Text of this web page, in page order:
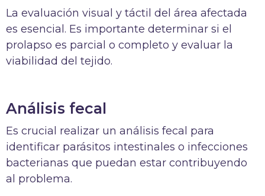
La evaluación visual y táctil del área afectada
es esencial. Es importante determinar si el
prolapso es parcial o completo y evaluar la
viabilidad del tejido.
Análisis fecal
Es crucial realizar un análisis fecal para
identificar parásitos intestinales o infecciones
bacterianas que puedan estar contribuyendo
al problema.